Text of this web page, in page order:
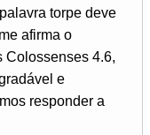
torpe deve
afirma o
Colossenses 4.6,
e
responder a